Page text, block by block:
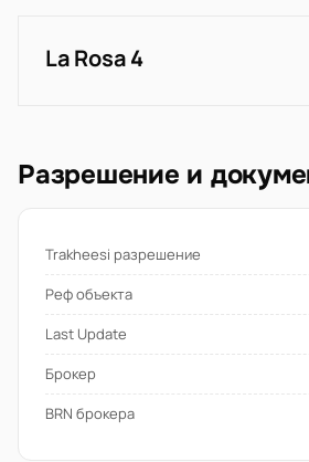
La Rosa 4
Разрешение и
Trakheesi разрешение
Реф объекта
Last Update
Брокер
BRN брокера